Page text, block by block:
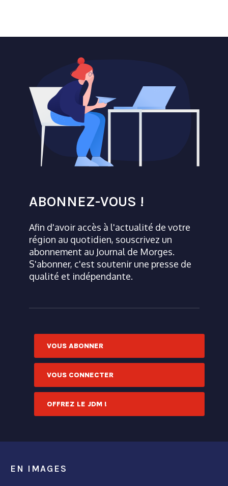
ABONNEZ-VOUS !
Afin d'avoir accès à l'actualité de votre
région au quotidien, souscrivez un
abonnement au Journal de Morges.
S'abonner, c'est soutenir une presse de
qualité et indépendante.
VOUS ABONNER
VOUS CONNECTER
OFFREZ LE JDM !
EN IMAGES